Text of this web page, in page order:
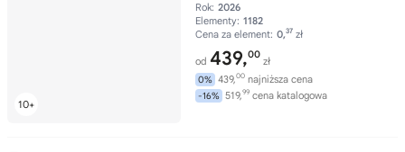
Rok: 2026
Elementy: 1182
Cena za element: 0,37 zł
od 439,00
zł
0% 439,00 najniższa cena
-16% 519,99 cena katalogowa